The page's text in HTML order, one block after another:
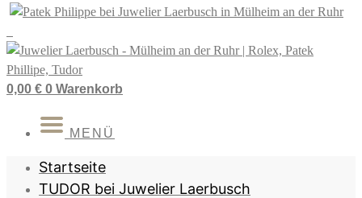
Zum
Inhalt
springen
0,00 € 0 Warenkorb
MENÜ
Startseite
TUDOR bei Juwelier Laerbusch